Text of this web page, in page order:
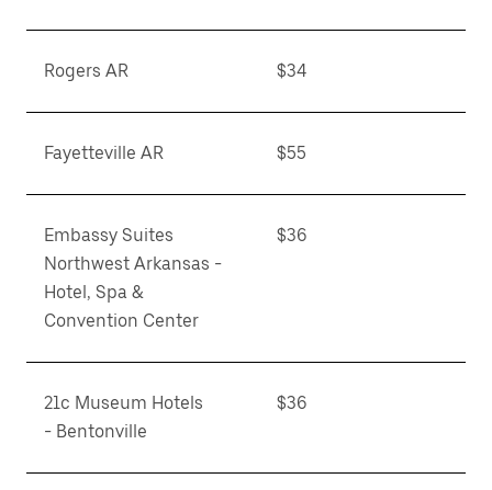
Rogers AR $34
Fayetteville AR $55
Embassy Suites
Northwest Arkansas -
Hotel, Spa &
Convention Center
$36
21c Museum Hotels
- Bentonville
$36